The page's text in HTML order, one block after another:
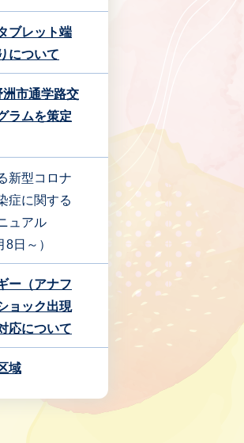
ブレット端
について
市通学路交
ラムを策定
新型コロナ
症に関する
ュアル
8日～）
ー（アナフ
ョック出現
応について
域